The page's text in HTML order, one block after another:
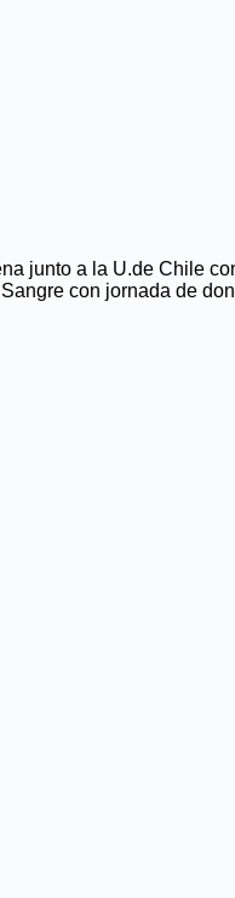
junto a la U.de Chile
con jornada de